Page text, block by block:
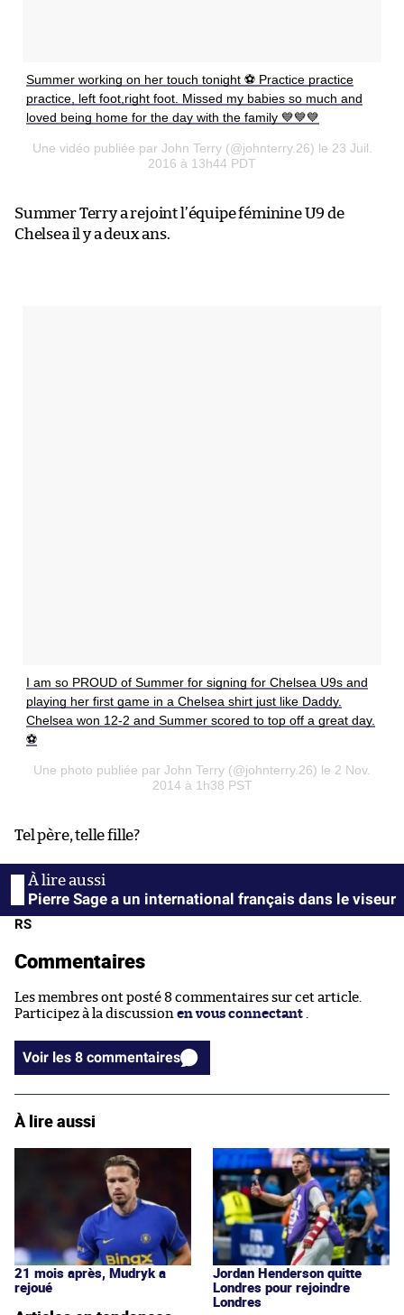
Summer working on her touch tonight ⚽️ Practice practice
practice, left foot,right foot. Missed my babies so much and
loved being home for the day with the family 💙💙💙
Une vidéo publiée par John Terry (@johnterry.26) le 23 Juil.
2016 à 13h44 PDT
Summer Terry a rejoint l’équipe féminine U9 de
Chelsea il y a deux ans.
I am so PROUD of Summer for signing for Chelsea U9s and
playing her first game in a Chelsea shirt just like Daddy.
Chelsea won 12-2 and Summer scored to top off a great day.
⚽️
Une photo publiée par John Terry (@johnterry.26) le 2 Nov.
2014 à 1h38 PST
Tel père, telle fille?
Pierre Sage a un international français dans le viseur
RS
Commentaires
Les membres ont posté 8 commentaires sur cet article.
Participez à la discussion en vous connectant
Voir les 8 commentaires
À lire aussi
21 mois après, Mudryk a
rejoué
Jordan Henderson quitte
Londres pour rejoindre
Londres